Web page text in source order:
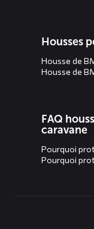
Housses
Housse de
Housse de
FAQ
caravane
Pourquoi
Pourquoi